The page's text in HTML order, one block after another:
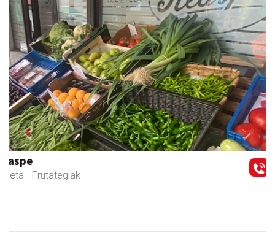
Ikasmin ikasketa zentroa
Urnieta - Ikasketa zentroak
Previous Next